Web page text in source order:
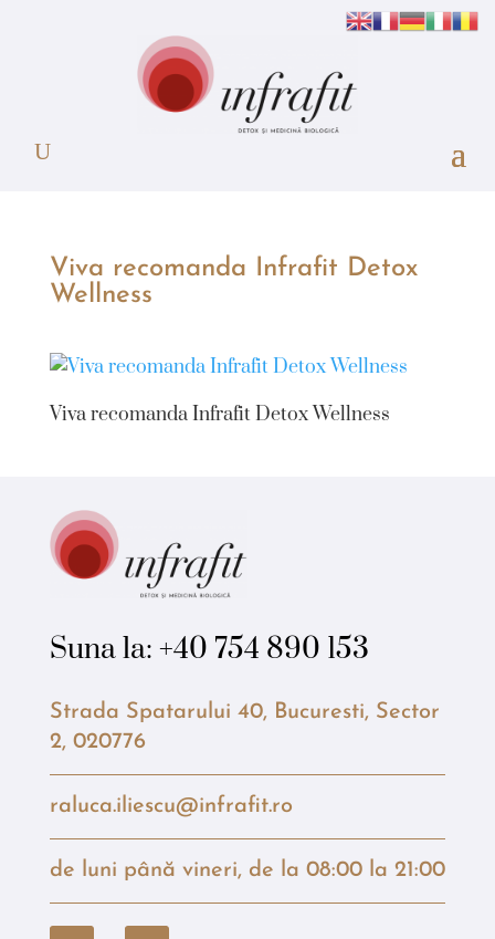
Viva recomanda Infrafit Detox
Wellness
Viva recomanda Infrafit Detox Wellness
Suna la: +40 754 890 153
Strada Spatarului 40, Bucuresti, Sector
2, 020776
raluca.iliescu@infrafit.ro
de luni până vineri, de la 08:00 la 21:00